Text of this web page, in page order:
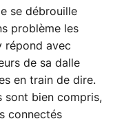
se débrouille
problème les
répond avec
de sa dalle
en train de dire.
sont bien compris,
connectés